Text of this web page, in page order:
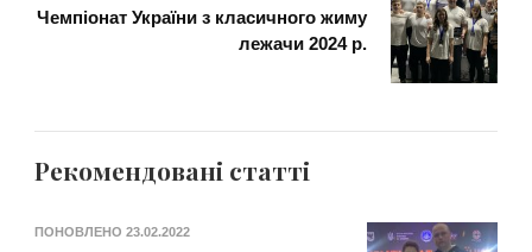
Чемпіонат України з класичного жиму
лежачи 2024 р.
Рекомендовані статті
ПОНОВЛЕНО 23.02.2022